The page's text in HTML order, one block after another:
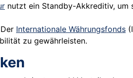
nutzt ein Standby-Akkreditiv, um
Der Internationale Währungsfonds
zu gewährleisten.